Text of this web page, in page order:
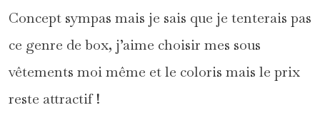
Concept sympas mais je sais que je tenterais pas
ce genre de box, j’aime choisir mes sous
vêtements moi même et le coloris mais le prix
reste attractif !